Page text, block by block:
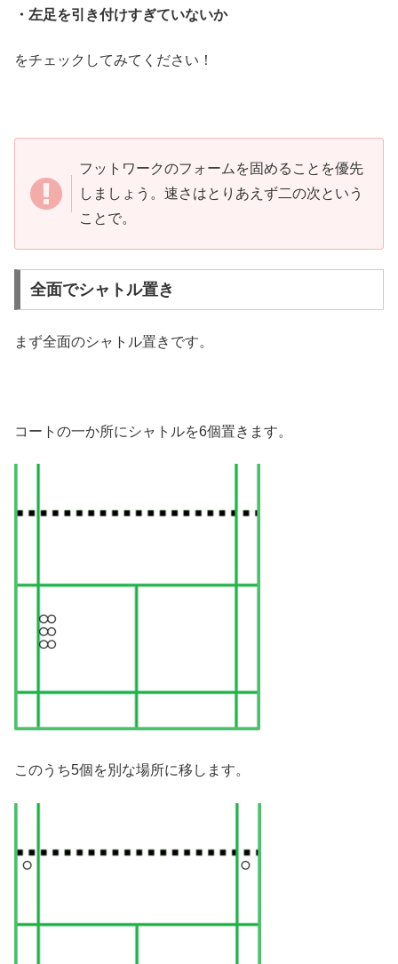
・左足を引き付けすぎていないか
をチェックしてみてください！
フットワークのフォームを固めることを優先
しましょう。速さはとりあえず二の次という
ことで。
全面でシャトル置き
まず全面のシャトル置きです。
コートの一か所にシャトルを6個置きます。
このうち5個を別な場所に移します。